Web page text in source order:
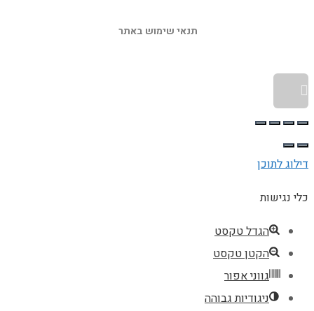
תנאי שימוש באתר
דילוג לתוכן
כלי נגישות
הגדל טקסט
הקטן טקסט
גווני אפור
ניגודיות גבוהה